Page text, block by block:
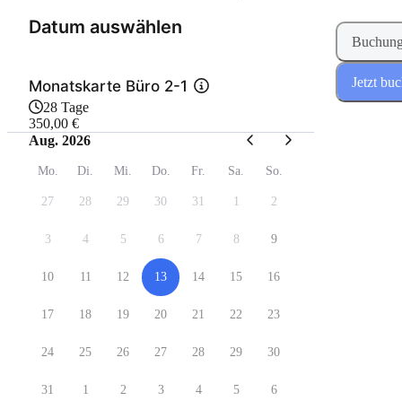
Datum auswählen
Monatskarte Büro 2-1
28 Tage
350,00 €
Aug. 2026
Mo. Di. Mi. Do. Fr. Sa. So.
27 28 29 30 31 1 2
3 4 5 6 7 8 9
10 11 12 13 14 15 16
17 18 19 20 21 22 23
24 25 26 27 28 29 30
31 1 2 3 4 5 6
Jetzt